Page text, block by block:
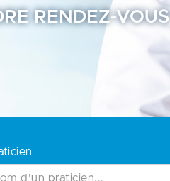
RENDEZ-VOUS